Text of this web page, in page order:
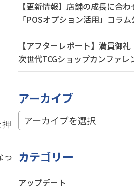
っ
【更新情報】店舗の成長に合わ
「POSオプション活用」コラ
【アフターレポート】満員御
次世代TCGショップカンファレ
アーカイブ
カテゴリー
アップデート